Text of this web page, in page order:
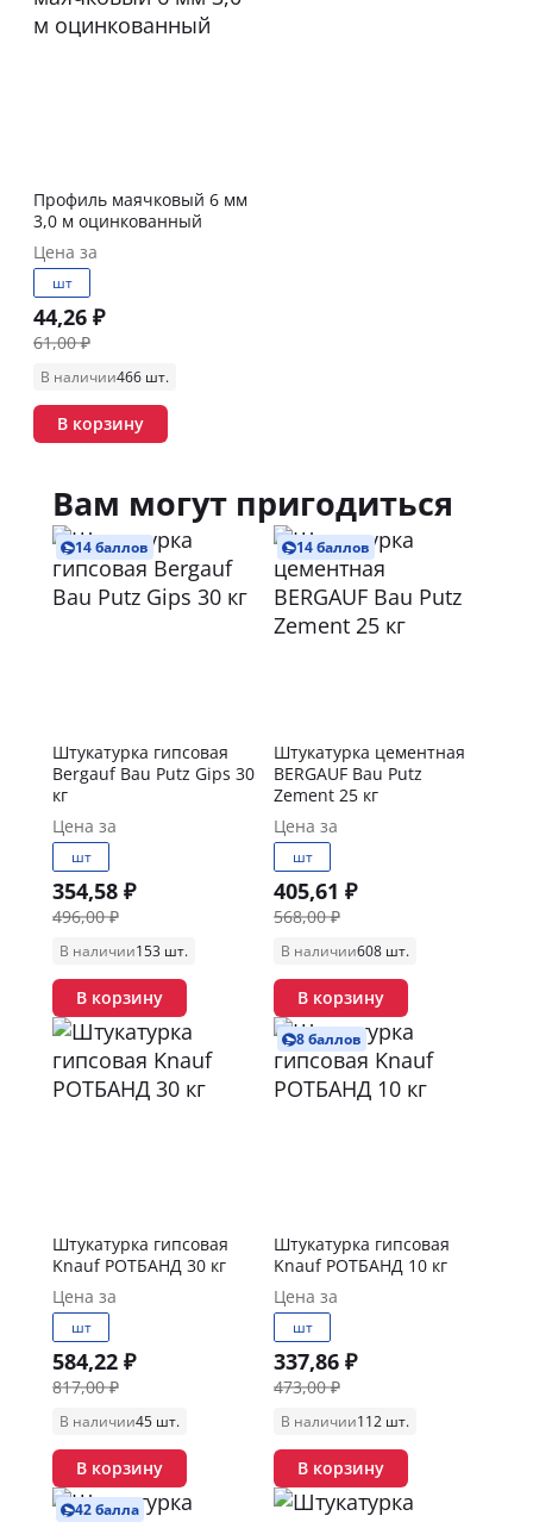
Профиль маячковый 6 мм
3,0 м оцинкованный
Цена за
шт
44,26 ₽
61,00 ₽
В наличии466 шт.
В корзину
Вам могут пригодиться
14 баллов
Штукатурка гипсовая
Bergauf Bau Putz Gips 30
кг
Цена за
шт
354,58 ₽
496,00 ₽
В наличии153 шт.
В корзину
14 баллов
Штукатурка цементная
BERGAUF Bau Putz
Zement 25 кг
Цена за
шт
405,61 ₽
568,00 ₽
В наличии608 шт.
В корзину
Штукатурка гипсовая
Knauf РОТБАНД 30 кг
Цена за
шт
584,22 ₽
817,00 ₽
В наличии45 шт.
В корзину
8 баллов
Штукатурка гипсовая
Knauf РОТБАНД 10 кг
Цена за
шт
337,86 ₽
473,00 ₽
В наличии112 шт.
В корзину
42 балла